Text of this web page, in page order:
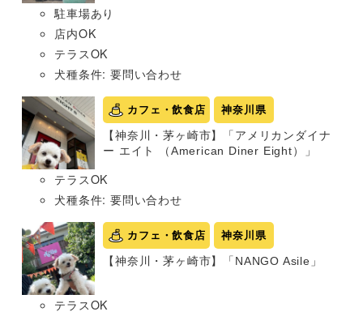
駐車場あり
店内OK
テラスOK
犬種条件: 要問い合わせ
カフェ・飲食店 神奈川県
【神奈川・茅ヶ崎市】「アメリカンダイナ
ー エイト （American Diner Eight）」
テラスOK
犬種条件: 要問い合わせ
カフェ・飲食店 神奈川県
【神奈川・茅ヶ崎市】「NANGO Asile」
テラスOK